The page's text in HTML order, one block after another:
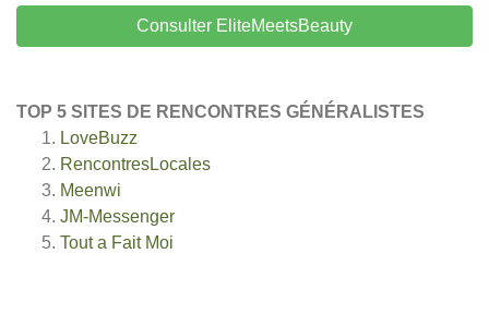
Consulter EliteMeetsBeauty
TOP 5 SITES DE RENCONTRES GÉNÉRALISTES
LoveBuzz
RencontresLocales
Meenwi
JM-Messenger
Tout a Fait Moi